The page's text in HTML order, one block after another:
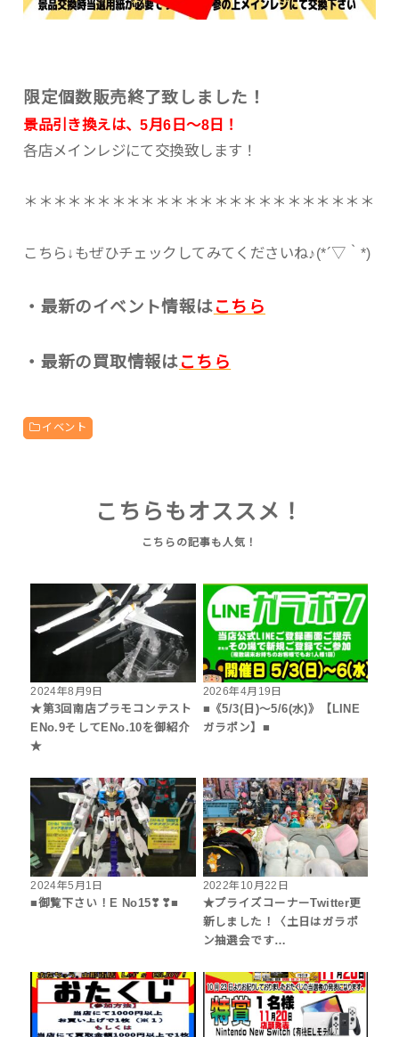
限定個数販売終了致しました！
景品引き換えは、5月6日〜8日！
各店メインレジにて交換致します！
＊＊＊＊＊＊＊＊＊＊＊＊＊＊＊＊＊＊＊＊＊＊＊＊
こちら↓もぜひチェックしてみてくださいね♪(*´▽｀*)
・最新のイベント情報はこちら
・最新の買取情報はこちら
イベント
こちらもオススメ！
2024年8月9日
★第3回南店プラモコンテスト
ENo.9そしてENo.10を御紹介
★
2026年4月19日
■《5/3(日)～5/6(水)》【LINE
ガラポン】■
2024年5月1日
■御覧下さい！E No15❣❣■
2022年10月22日
★プライズコーナーTwitter更
新しました！〈土日はガラポ
ン抽選会です…